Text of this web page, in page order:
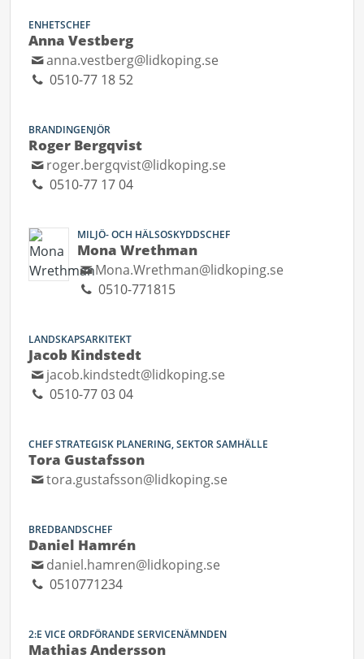
ENHETSCHEF
Anna Vestberg
anna.vestberg@lidkoping.se
0510-77 18 52
BRANDINGENJÖR
Roger Bergqvist
roger.bergqvist@lidkoping.se
0510-77 17 04
MILJÖ- OCH HÄLSOSKYDDSCHEF
Mona Wrethman
Mona.Wrethman@lidkoping.se
0510-771815
LANDSKAPSARKITEKT
Jacob Kindstedt
jacob.kindstedt@lidkoping.se
0510-77 03 04
CHEF STRATEGISK PLANERING, SEKTOR SAMHÄLLE
Tora Gustafsson
tora.gustafsson@lidkoping.se
BREDBANDSCHEF
Daniel Hamrén
daniel.hamren@lidkoping.se
0510771234
2:E VICE ORDFÖRANDE SERVICENÄMNDEN
Mathias Andersson